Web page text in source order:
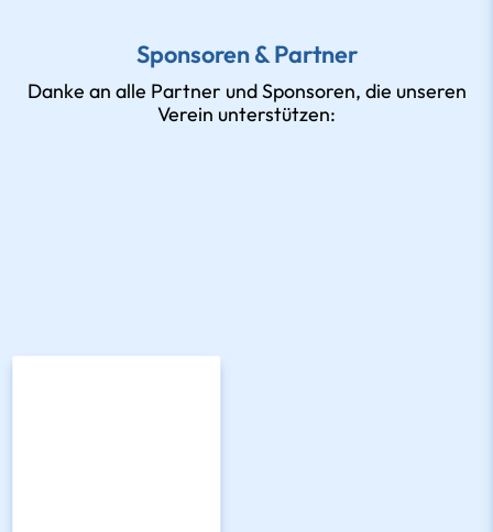
Sponsoren & Partner
Danke an alle Partner und Sponsoren, die unseren
Verein unterstützen: